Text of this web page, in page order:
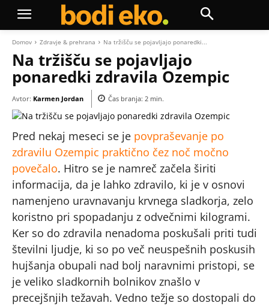
Domov Zdravje & prehrana Na tržišču se pojavljajo ponaredki...
Na tržišču se pojavljajo
ponaredki zdravila Ozempic
Avtor: Karmen Jordan Čas branja: 2 min.
Pred nekaj meseci se je povpraševanje po
zdravilu Ozempic praktično čez noč močno
povečalo. Hitro se je namreč začela širiti
informacija, da je lahko zdravilo, ki je v osnovi
namenjeno uravnavanju krvnega sladkorja, zelo
koristno pri spopadanju z odvečnimi kilogrami.
Ker so do zdravila nenadoma poskušali priti tudi
številni ljudje, ki so po več neuspešnih poskusih
hujšanja obupali nad bolj naravnimi pristopi, se
je veliko sladkornih bolnikov znašlo v
precejšnjih težavah. Vedno težje so dostopali do